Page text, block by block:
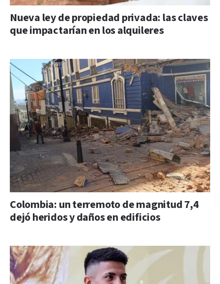
Nueva ley de propiedad privada: las claves
que impactarían en los alquileres
Colombia: un terremoto de magnitud 7,4
dejó heridos y daños en edificios